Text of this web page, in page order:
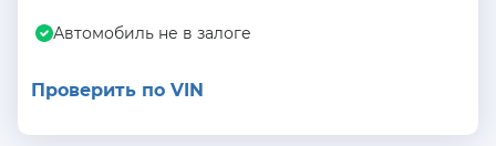
Автомобиль не в залоге
Проверить по VIN